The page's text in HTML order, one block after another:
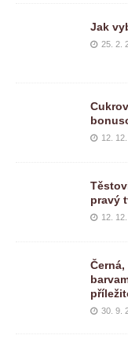
Jak
25. 2.
12.
pravý
12.
30. 9.